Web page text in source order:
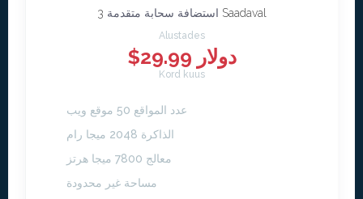
استضافة سحابة متقدمة 3 Saadaval
Alustades
$29.99 دولار
Kord kuus
عدد المواقع 50 موقع ويب
الذاكرة 2048 ميجا رام
معالج 7800 ميجا هرتز
مساحة غير محدودة